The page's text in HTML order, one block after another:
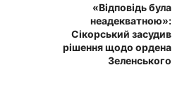
«Відповідь була
неадекватною»:
Сікорський засудив
рішення щодо ордена
Зеленського